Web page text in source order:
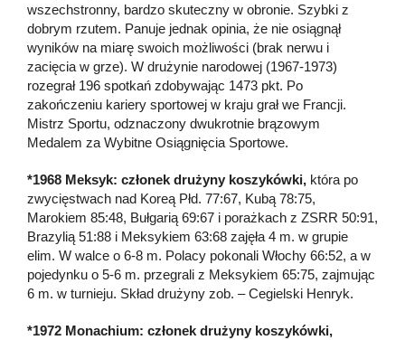
wszechstronny, bardzo skuteczny w obronie. Szybki z
dobrym rzutem. Panuje jednak opinia, że nie osiągnął
wyników na miarę swoich możliwości (brak nerwu i
zacięcia w grze). W drużynie narodowej (1967-1973)
rozegrał 196 spotkań zdobywając 1473 pkt. Po
zakończeniu kariery sportowej w kraju grał we Francji.
Mistrz Sportu, odznaczony dwukrotnie brązowym
Medalem za Wybitne Osiągnięcia Sportowe.
*1968 Meksyk: członek drużyny koszykówki, która po
zwycięstwach nad Koreą Płd. 77:67, Kubą 78:75,
Marokiem 85:48, Bułgarią 69:67 i porażkach z ZSRR 50:91,
Brazylią 51:88 i Meksykiem 63:68 zajęła 4 m. w grupie
elim. W walce o 6-8 m. Polacy pokonali Włochy 66:52, a w
pojedynku o 5-6 m. przegrali z Meksykiem 65:75, zajmując
6 m. w turnieju. Skład drużyny zob. – Cegielski Henryk.
*1972 Monachium: członek drużyny koszykówki,